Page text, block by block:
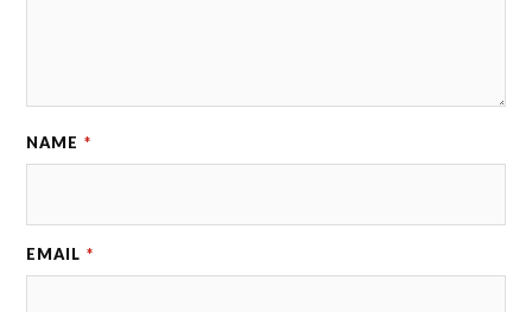
NAME *
EMAIL *